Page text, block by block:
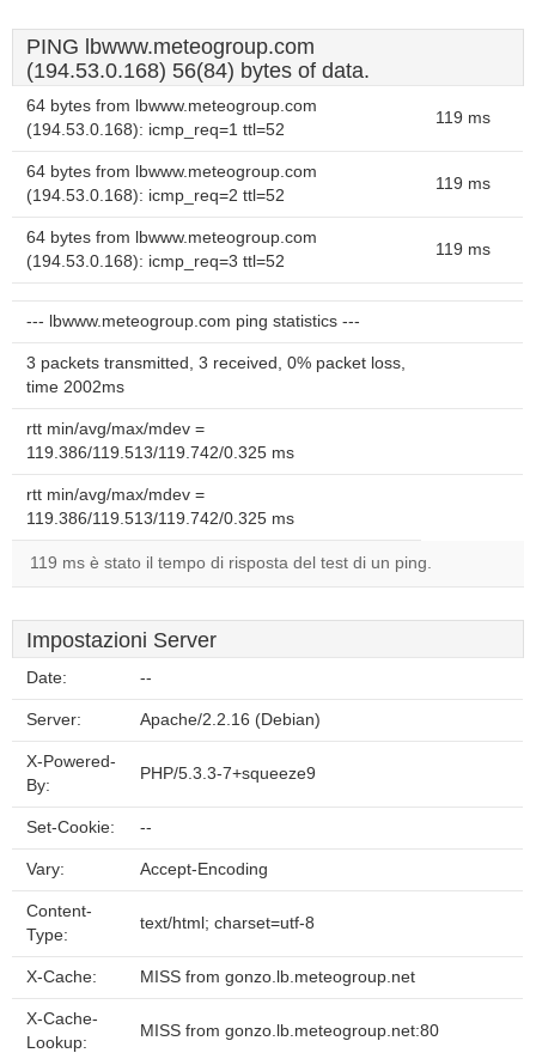
PING lbwww.meteogroup.com
(194.53.0.168) 56(84) bytes of data.
64 bytes from lbwww.meteogroup.com
(194.53.0.168): icmp_req=1 ttl=52
119 ms
64 bytes from lbwww.meteogroup.com
(194.53.0.168): icmp_req=2 ttl=52
119 ms
64 bytes from lbwww.meteogroup.com
(194.53.0.168): icmp_req=3 ttl=52
119 ms
--- lbwww.meteogroup.com ping statistics ---
3 packets transmitted, 3 received, 0% packet loss,
time 2002ms
rtt min/avg/max/mdev =
119.386/119.513/119.742/0.325 ms
rtt min/avg/max/mdev =
119.386/119.513/119.742/0.325 ms
119 ms è stato il tempo di risposta del test di un ping.
Impostazioni Server
Date: --
Server: Apache/2.2.16 (Debian)
X-Powered-
By:
PHP/5.3.3-7+squeeze9
Set-Cookie: --
Vary: Accept-Encoding
Content-
Type:
text/html; charset=utf-8
X-Cache: MISS from gonzo.lb.meteogroup.net
X-Cache-
Lookup:
MISS from gonzo.lb.meteogroup.net:80